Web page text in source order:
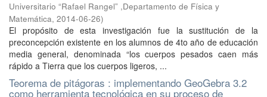
Universitario “Rafael Rangel” ,Departamento de Física y
Matemática, 2014-06-26)
El propósito de esta investigación fue la sustitución de la
preconcepción existente en los alumnos de 4to año de educación
media general, denominada “los cuerpos pesados caen más
rápido a Tierra que los cuerpos ligeros, ...
Teorema de pitágoras : implementando GeoGebra 3.2
como herramienta tecnológica en su proceso de